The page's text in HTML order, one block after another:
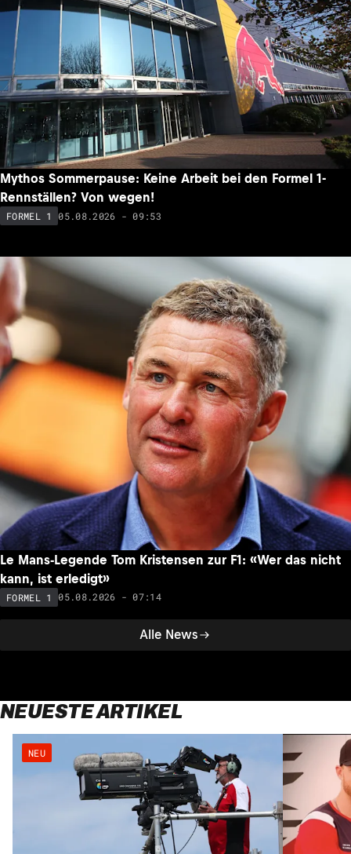
Alle News
Mythos Sommerpause: Keine Arbeit bei den Formel 1-
Rennställen? Von wegen!
FORMEL 1 05.08.2026 - 09:53
Le Mans-Legende Tom Kristensen zur F1: «Wer das nicht
kann, ist erledigt»
FORMEL 1 05.08.2026 - 07:14
NEUESTE ARTIKEL
NEU